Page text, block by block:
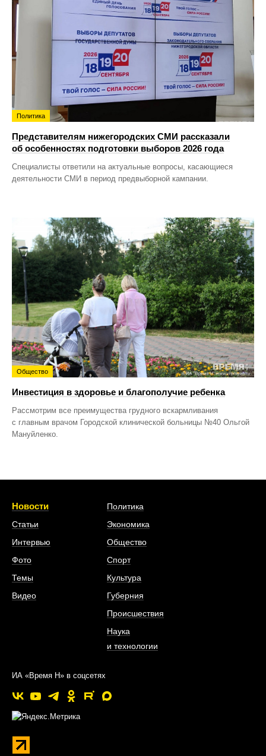
Политика
Представителям нижегородских СМИ рассказали
об особенностях подготовки выборов 2026 года
Специалисты ответили на актуальные вопросы, касающиеся
деятельности СМИ в период предвыборной кампании.
Общество
Инвестиция в здоровье и благополучие ребенка
Рассмотрим все преимущества грудного вскармливания
с главным врачом Городской клинической больницы №40 Ольгой
Мануйленко.
Новости
Статьи
Интервью
Фото
Темы
Видео
Политика
Экономика
Общество
Спорт
Культура
Губерния
Происшествия
Наука
и технологии
ИА «Время Н» в соцсетях